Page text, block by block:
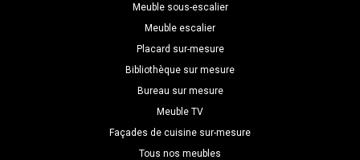
Meuble sous-escalier
Meuble escalier
Placard sur-mesure
Bibliothèque sur mesure
Bureau sur mesure
Meuble TV
Façades de cuisine sur-mesure
Tous nos meubles